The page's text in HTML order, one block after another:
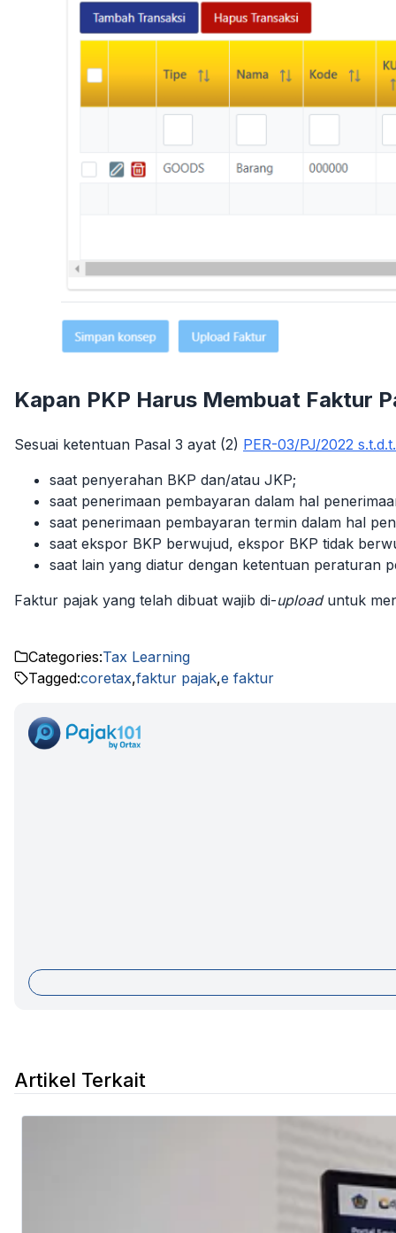
Kapan PKP Harus Membuat Faktur
Sesuai ketentuan Pasal 3 ayat (2) PER-03/PJ/2022
saat penyerahan BKP dan/atau JKP;
saat penerimaan pembayaran dalam hal
saat penerimaan pembayaran termin dalam hal
saat ekspor BKP berwujud, ekspor BKP tidak
saat lain yang diatur dengan ketentuan peraturan
Faktur pajak yang telah dibuat wajib di-upload untuk
Categories:Tax Learning
Tagged:coretax,faktur pajak,e faktur
Artikel Terkait